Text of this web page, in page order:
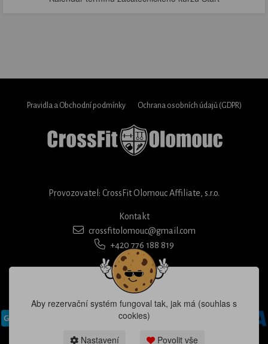
Pravidla a Obchodní podmínky Ochrana osobních údajů (GDPR)
Provozovatel: CrossFit Olomouc Affiliate, s.r.o.
Kontakt
crossfitolomouc@gmail.com
+420 776 188 819
Aby rezervační systém fungoval tak, jak má (souhlas s
cookies)
Nastavení Povolit vše